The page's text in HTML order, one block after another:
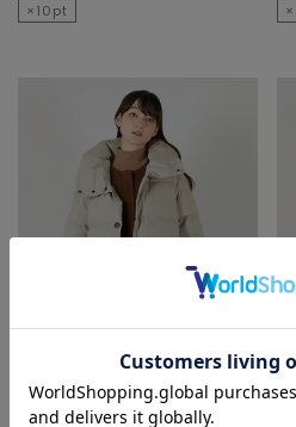
×10pt
LOGEMENT DE